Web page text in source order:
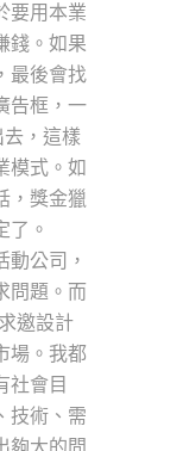
要用本業
錢。如果
最後會找
告框，一
去，這樣
模式。如
，獎金獵
了。
動公司，
問題。而
邀設計
場。我都
社會目
技術、需
夠大的問